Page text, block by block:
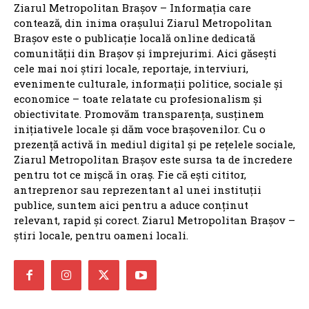
Ziarul Metropolitan Brașov – Informația care
contează, din inima orașului Ziarul Metropolitan
Brașov este o publicație locală online dedicată
comunității din Brașov și împrejurimi. Aici găsești
cele mai noi știri locale, reportaje, interviuri,
evenimente culturale, informații politice, sociale și
economice – toate relatate cu profesionalism și
obiectivitate. Promovăm transparența, susținem
inițiativele locale și dăm voce brașovenilor. Cu o
prezență activă în mediul digital și pe rețelele sociale,
Ziarul Metropolitan Brașov este sursa ta de încredere
pentru tot ce mișcă în oraș. Fie că ești cititor,
antreprenor sau reprezentant al unei instituții
publice, suntem aici pentru a aduce conținut
relevant, rapid și corect. Ziarul Metropolitan Brașov –
știri locale, pentru oameni locali.